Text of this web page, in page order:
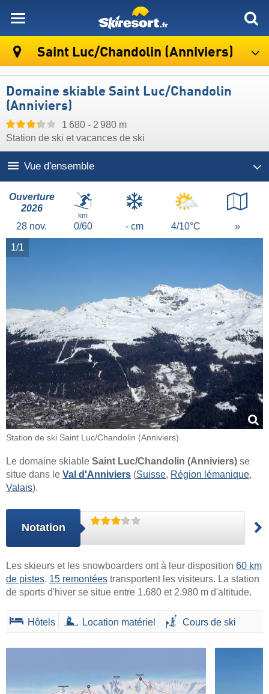
Saint Luc/​Chandolin (Anniviers)
Domaine skiable Saint Luc/​Chandolin
(Anniviers)
1 680 - 2 980 m
Station de ski et vacances de ski
Vue d'ensemble
Ouverture
2026
28 nov.
km
0/60 - cm 4/10°C »
1/1
Station de ski Saint Luc/​​Chandolin (Anniviers)
Le domaine skiable Saint Luc/​Chandolin (Anniviers) se
situe dans le Val d'Anniviers (Suisse, Région lémanique,
Valais).
Notation
Les skieurs et les snowboarders ont à leur disposition 60 km
de pistes. 15 remontées transportent les visiteurs. La station
de sports d'hiver se situe entre 1.680 et 2.980 m d'altitude.
Hôtels Location matériel Cours de ski